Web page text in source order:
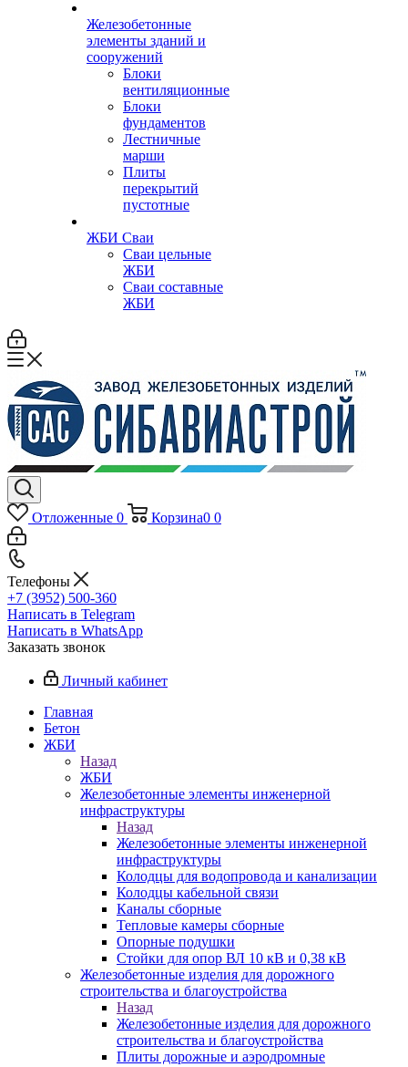
Железобетонные
элементы зданий и
сооружений
Блоки
вентиляционные
Блоки
фундаментов
Лестничные
марши
Плиты
перекрытий
пустотные
ЖБИ Сваи
Сваи цельные
ЖБИ
Сваи составные
ЖБИ
Отложенные 0 Корзина0 0
Телефоны
+7 (3952) 500-360
Написать в Telegram
Написать в WhatsApp
Заказать звонок
Личный кабинет
Главная
Бетон
ЖБИ
Назад
ЖБИ
Железобетонные элементы инженерной
инфраструктуры
Назад
Железобетонные элементы инженерной
инфраструктуры
Колодцы для водопровода и канализации
Колодцы кабельной связи
Каналы сборные
Тепловые камеры сборные
Опорные подушки
Стойки для опор ВЛ 10 кВ и 0,38 кВ
Железобетонные изделия для дорожного
строительства и благоустройства
Назад
Железобетонные изделия для дорожного
строительства и благоустройства
Плиты дорожные и аэродромные